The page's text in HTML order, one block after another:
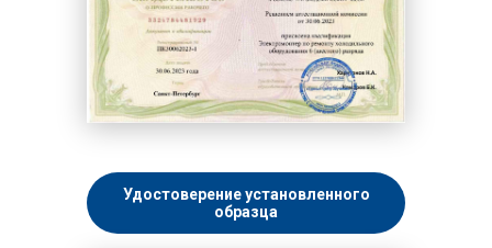
Удостоверение установленного
образца